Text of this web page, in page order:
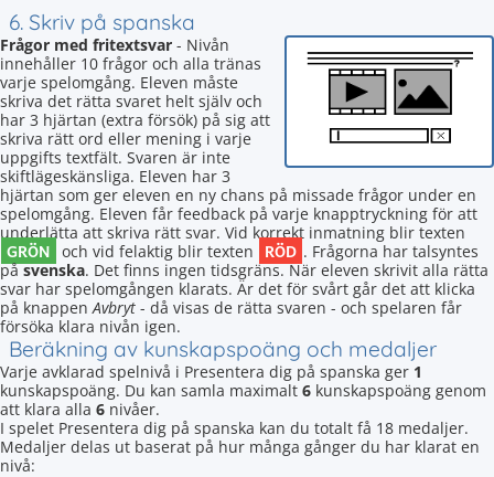
6. Skriv på spanska
Frågor med fritextsvar - Nivån
innehåller 10 frågor och alla tränas
varje spelomgång. Eleven måste
skriva det rätta svaret helt själv och
har 3 hjärtan (extra försök) på sig att
skriva rätt ord eller mening i varje
uppgifts textfält. Svaren är inte
skiftlägeskänsliga. Eleven har 3
hjärtan som ger eleven en ny chans på missade frågor under en
spelomgång. Eleven får feedback på varje knapptryckning för att
underlätta att skriva rätt svar. Vid korrekt inmatning blir texten
GRÖN och vid felaktig blir texten RÖD . Frågorna har talsyntes
påsvenska. Det finns ingen tidsgräns. När eleven skrivit alla rätta
svar har spelomgången klarats. Är det för svårt går det att klicka
på knappenAvbryt - då visas de rätta svaren - och spelaren får
försöka klara nivån igen.
Beräkning av kunskapspoäng och medaljer
Varje avklarad spelnivå i Presentera dig på spanska ger 1
kunskapspoäng. Du kan samla maximalt 6 kunskapspoäng genom
att klara alla 6 nivåer.
I spelet Presentera dig på spanska kan du totalt få 18 medaljer.
Medaljer delas ut baserat på hur många gånger du har klarat en
nivå: